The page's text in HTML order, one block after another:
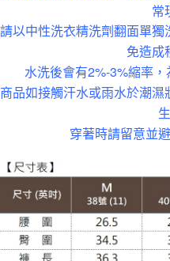
常
請以中性洗衣精洗劑翻面單
免造成
水洗後會有2%-3%縮率
商品如接觸汗水或雨水於潮
穿著時請留意並